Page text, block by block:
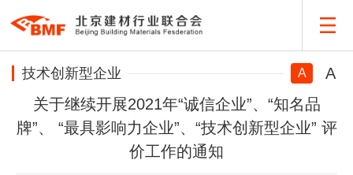
技术创新型企业 A
A
关于继续开展2021年“诚信企业”、“知名品
牌”、 “最具影响力企业”、“技术创新型企业” 评
价工作的通知